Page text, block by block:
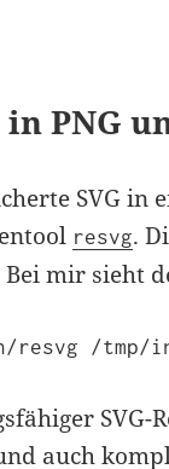
in PNG
SVG
resvg.
mir sieht
resvg /tmp/
auch